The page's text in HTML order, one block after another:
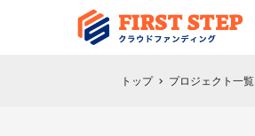
トップ chevron_right プロジェクト一覧